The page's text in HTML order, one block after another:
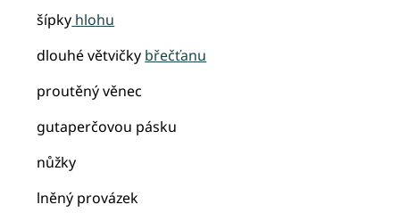
šípky hlohu
dlouhé větvičky břečťanu
proutěný věnec
gutaperčovou pásku
nůžky
lněný provázek